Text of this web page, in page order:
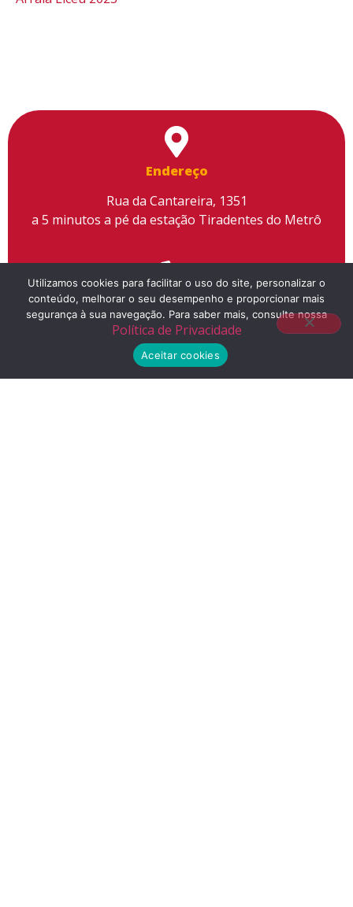
Endereço
Rua da Cantareira, 1351
a 5 minutos a pé da estação Tiradentes do Metrô
Telefone
(11) 2155-3300
Utilizamos cookies para facilitar o uso do site, personalizar o
conteúdo, melhorar o seu desempenho e proporcionar mais
segurança à sua navegação. Para saber mais, consulte nossa
Política de Privacidade
Aceitar cookies